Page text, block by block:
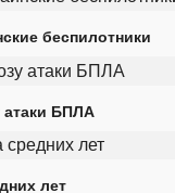
беспилотники
атаки БПЛА
лет